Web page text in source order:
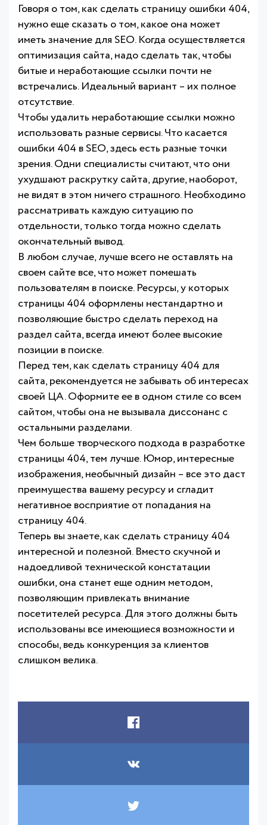
Говоря о том, как сделать страницу ошибки 404,
нужно еще сказать о том, какое она может
иметь значение для SEO. Когда осуществляется
оптимизация сайта, надо сделать так, чтобы
битые и неработающие ссылки почти не
встречались. Идеальный вариант – их полное
отсутствие.
Чтобы удалить неработающие ссылки можно
использовать разные сервисы. Что касается
ошибки 404 в SEO, здесь есть разные точки
зрения. Одни специалисты считают, что они
ухудшают раскрутку сайта, другие, наоборот,
не видят в этом ничего страшного. Необходимо
рассматривать каждую ситуацию по
отдельности, только тогда можно сделать
окончательный вывод.
В любом случае, лучше всего не оставлять на
своем сайте все, что может помешать
пользователям в поиске. Ресурсы, у которых
страницы 404 оформлены нестандартно и
позволяющие быстро сделать переход на
раздел сайта, всегда имеют более высокие
позиции в поиске.
Перед тем, как сделать страницу 404 для
сайта, рекомендуется не забывать об интересах
своей ЦА. Оформите ее в одном стиле со всем
сайтом, чтобы она не вызывала диссонанс с
остальными разделами.
Чем больше творческого подхода в разработке
страницы 404, тем лучше. Юмор, интересные
изображения, необычный дизайн – все это даст
преимущества вашему ресурсу и сгладит
негативное восприятие от попадания на
страницу 404.
Теперь вы знаете, как сделать страницу 404
интересной и полезной. Вместо скучной и
надоедливой технической констатации
ошибки, она станет еще одним методом,
позволяющим привлекать внимание
посетителей ресурса. Для этого должны быть
использованы все имеющиеся возможности и
способы, ведь конкуренция за клиентов
слишком велика.